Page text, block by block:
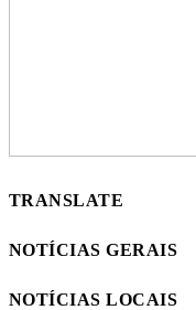
TRANSLATE
NOTÍCIAS GERAIS
NOTÍCIAS LOCAIS